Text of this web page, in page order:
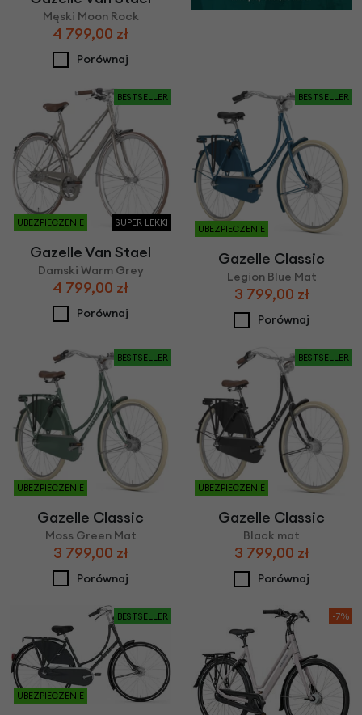
Męski Moon Rock
4 799,00 zł
Porównaj
BESTSELLER
UBEZPIECZENIE SUPER LEKKI
Gazelle Van Stael
Damski Warm Grey
4 799,00 zł
Porównaj
BESTSELLER
UBEZPIECZENIE
Gazelle Classic
Legion Blue Mat
3 799,00 zł
Porównaj
BESTSELLER
UBEZPIECZENIE
Gazelle Classic
Moss Green Mat
3 799,00 zł
Porównaj
BESTSELLER
UBEZPIECZENIE
Gazelle Classic
Black mat
3 799,00 zł
Porównaj
BESTSELLER
UBEZPIECZENIE
-7%